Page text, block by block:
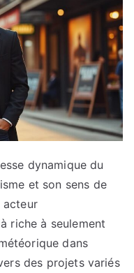
dynamique du
et son sens de
acteur
riche à seulement
dans
des projets variés